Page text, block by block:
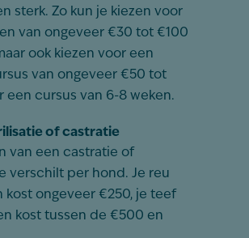
sterk. Zo kun je kiezen voor
van ongeveer €30 tot €100
ook kiezen voor een
van ongeveer €50 tot
een cursus van 6-8 weken.
of castratie
van een castratie of
verschilt per hond. Je reu
kost ongeveer €250, je teef
kost tussen de €500 en